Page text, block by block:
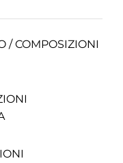
/ COMPOSIZIONI